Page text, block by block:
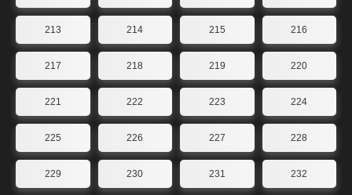
213 214 215 216
217 218 219 220
221 222 223 224
225 226 227 228
229 230 231 232